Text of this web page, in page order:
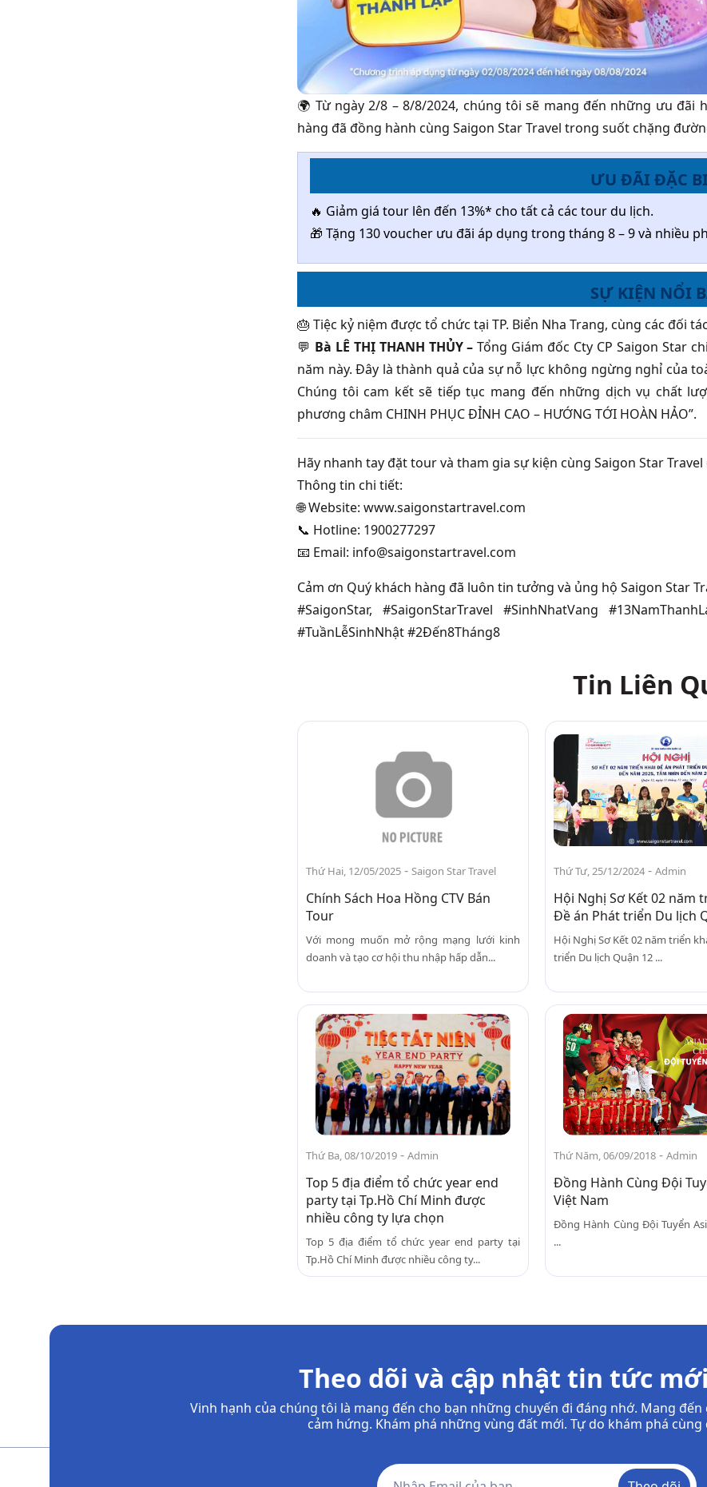
🌍 Từ ngày 2/8 – 8/8/2024, chúng tôi sẽ mang đến những ưu
hàng đã đồng hành cùng Saigon Star Travel trong suốt chặng
ƯU ĐÃI ĐẶC
🔥 Giảm giá tour lên đến 13%* cho tất cả các tour du lịch.
🎁 Tặng 130 voucher ưu đãi áp dụng trong tháng 8 – 9 và nhiều
SỰ KIỆN NỔI
🎂 Tiệc kỷ niệm được tổ chức tại TP. Biển Nha Trang, cùng các đối
💬 Bà LÊ THỊ THANH THỦY –Tổng Giám đốc Cty CP Saigon Star
năm này. Đây là thành quả của sự nỗ lực không ngừng nghỉ của
Chúng tôi cam kết sẽ tiếp tục mang đến những dịch vụ chất
phương châm CHINH PHỤC ĐỈNH CAO – HƯỚNG TỚI HOÀN HẢO”.
Hãy nhanh tay đặt tour và tham gia sự kiện cùng Saigon Star
Thông tin chi tiết:
🌐 Website: www.saigonstartravel.com
📞 Hotline: 1900277297
📧 Email: info@saigonstartravel.com
Cảm ơn Quý khách hàng đã luôn tin tưởng và ủng hộ Saigon Star
#SaigonStar, #SaigonStarTravel #SinhNhatVang
#TuầnLễSinhNhật #2Đến8Tháng8
Tin Liên
Thứ Hai, 12/05/2025 - Saigon Star Travel
Chính Sách Hoa Hồng CTV Bán
Tour
Với mong muốn mở rộng mạng lưới kinh
doanh và tạo cơ hội thu nhập hấp dẫn...
Thứ Tư, 25/12/2024- Admin
Hội Nghị Sơ Kết 02 năm
Đề án Phát triển Du lịch
Hội Nghị Sơ Kết 02 năm triển
triển Du lịch Quận 12 ...
Thứ Ba, 08/10/2019 - Admin
Top 5 địa điểm tổ chức year end
party tại Tp.Hồ Chí Minh được
nhiều công ty lựa chọn
Top 5 địa điểm tổ chức year end party tại
Tp.Hồ Chí Minh được nhiều công ty...
Thứ Năm, 06/09/2018- Admin
Đồng Hành Cùng Đội
Việt Nam
Đồng Hành Cùng Đội Tuyển
...
Theo dõi và cập nhật tin tức
Vinh hạnh của chúng tôi là mang đến cho bạn những chuyến đi đáng nhớ. Mang
cảm hứng. Khám phá những vùng đất mới. Tự do khám phá cùng